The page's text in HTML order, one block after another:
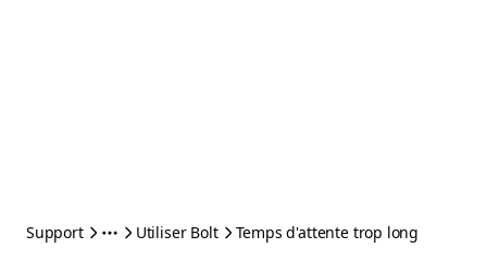
Support Utiliser Bolt Temps d'attente trop long